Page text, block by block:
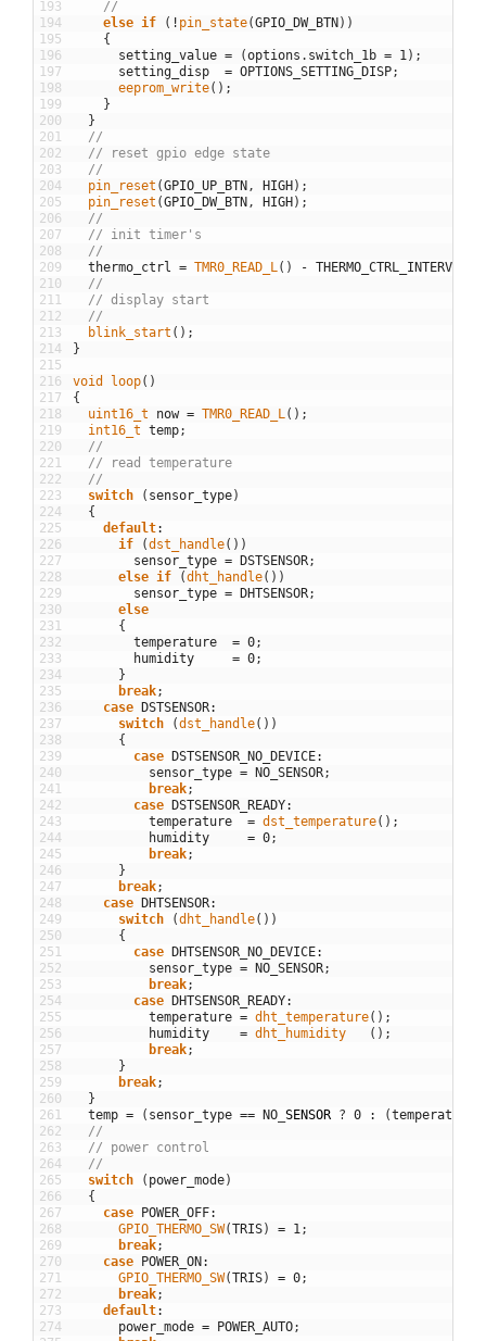
193
194
195
196
197
198
199
200
201
202
203
204
205
206
207
208
209
210
211
212
213
214
215
216
217
218
219
220
221
222
223
224
225
226
227
228
229
230
231
232
233
234
235
236
237
238
239
240
241
242
243
244
245
246
247
248
249
250
251
252
253
254
255
256
257
258
259
260
261
262
263
264
265
266
267
268
269
270
271
272
273
274
//
else if ( ! pin_state(GPIO_DW_BTN) )
{
setting_value = (options . switch_1b = 1 ) ;
setting_disp
= OPTIONS_SETTING_DISP;
eeprom_write( ) ;
}
}
//
// reset gpio edge state
//
pin_reset (GPIO_UP_BTN , HIGH) ;
pin_reset (GPIO_DW_BTN , HIGH) ;
//
// init timer's
//
thermo_ctrl
= TMR0_READ_L ( ) - THERMO_CTRL_INTERVAL
//
// display start
//
blink_start ( ) ;
}
void loop( )
{
uint16_t now = TMR0_READ_L ( ) ;
int16_t temp;
//
// read temperature
//
switch
( sensor_type)
{
default:
if
(dst_handle( ) )
sensor_type = DSTSENSOR;
else if (dht_handle( ) )
sensor_type = DHTSENSOR;
else
{
temperature
= 0;
humidity
= 0;
}
break;
case DSTSENSOR:
switch
(dst_handle( ) )
{
case DSTSENSOR_NO_DEVICE:
sensor_type = NO_SENSOR;
break;
case DSTSENSOR_READY:
temperature
= dst_temperature( ) ;
humidity
= 0;
break;
}
break;
case DHTSENSOR:
switch
(dht_handle( ) )
{
case DHTSENSOR_NO_DEVICE:
sensor_type = NO_SENSOR;
break;
case DHTSENSOR_READY:
temperature = dht_temperature( ) ;
humidity
= dht_humidity ( ) ;
break;
}
break;
}
temp = ( sensor_type == NO SENSOR ? 0 : (temperature
//
// power control
//
switch
( power_mode)
{
case POWER_OFF:
GPIO_THERMO_SW(TRIS) = 1 ;
break;
case POWER_ON:
GPIO_THERMO_SW(TRIS) = 0;
break;
default:
power_mode = POWER_AUTO;